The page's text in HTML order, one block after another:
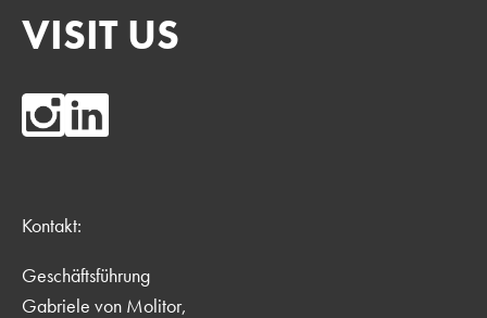
VISIT US
Kontakt:
Geschäftsführung
Gabriele von Molitor,